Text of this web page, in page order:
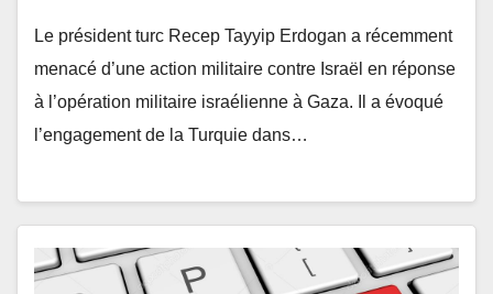
Le président turc Recep Tayyip Erdogan a récemment
menacé d’une action militaire contre Israël en réponse
à l’opération militaire israélienne à Gaza. Il a évoqué
l’engagement de la Turquie dans…